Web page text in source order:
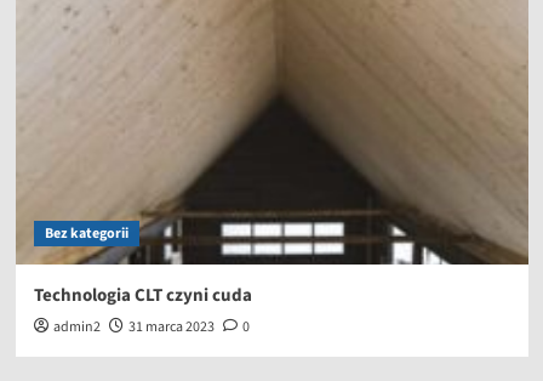
Bez kategorii
Technologia CLT czyni cuda
admin2 31 marca 2023 0